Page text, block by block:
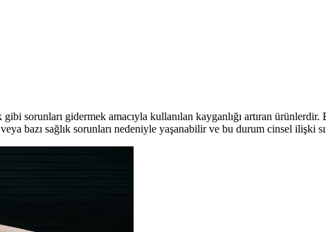
gibi sorunları gidermek amacıyla kullanılan kayganlığı artıran
bazı sağlık sorunları nedeniyle yaşanabilir ve bu durum cinsel ilişki